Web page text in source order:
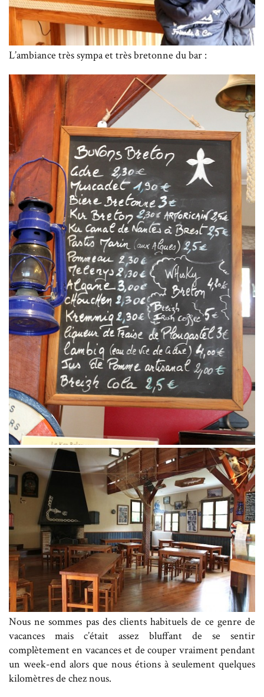
L’ambiance très sympa et très bretonne du bar :
Nous ne sommes pas des clients habituels de ce genre de
vacances mais c’était assez bluffant de se sentir
complètement en vacances et de couper vraiment pendant
un week-end alors que nous étions à seulement quelques
kilomètres de chez nous.